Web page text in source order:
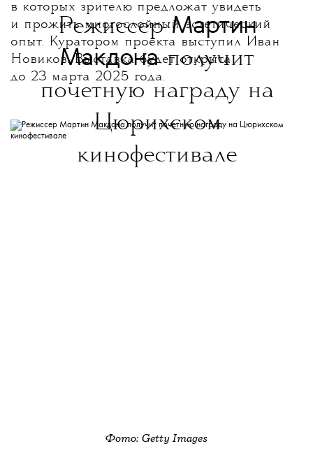
в которых зрителю предложат увидеть
и прожить многослойный эстетический
опыт. Куратором проекта выступил Иван
Новиков. Выставка будет открыта
до 23 марта 2025 года.
РежиссерМартин
Макдонаполучит
почетную награду на
Цюрихском
кинофестивале
Фото: Getty Images